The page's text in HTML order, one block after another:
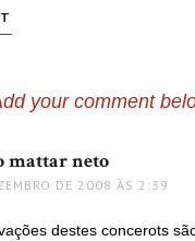
your comment
mattar neto
DE 2008 ÀS 2:39
destes concerots